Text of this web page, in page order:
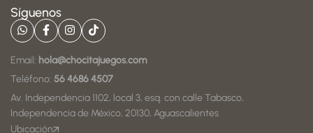
Síguenos
Email: hola@chocitajuegos.com
Teléfono: 56 4686 4507
Av. Independencia 1102, local 3, esq. con calle Tabasco,
Independencia de México, 20130, Aguascalientes
Ubicación